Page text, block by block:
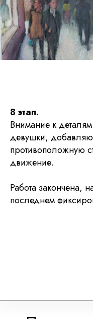
8 этап.
Внимание к
девушки,
противоположную
движение.
Работа закончена,
последнем